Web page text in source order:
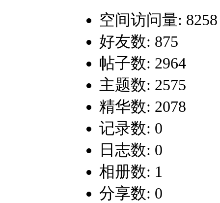
空间访问量: 8258
好友数: 875
帖子数: 2964
主题数: 2575
精华数: 2078
记录数: 0
日志数: 0
相册数: 1
分享数: 0